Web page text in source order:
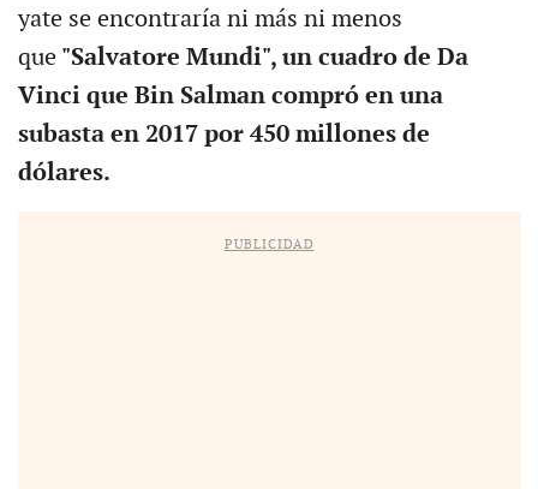
yate se encontraría ni más ni menos
que"Salvatore Mundi", un cuadro de Da
Vinci que Bin Salman compró en una
subasta en 2017 por 450 millones de
dólares.
PUBLICIDAD